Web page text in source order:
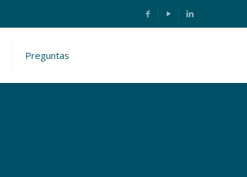
Preguntas